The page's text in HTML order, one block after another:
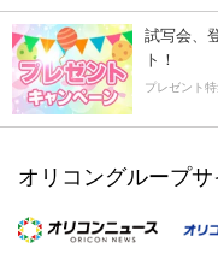
試写会、
ト！
プレゼント
オリコングループサ